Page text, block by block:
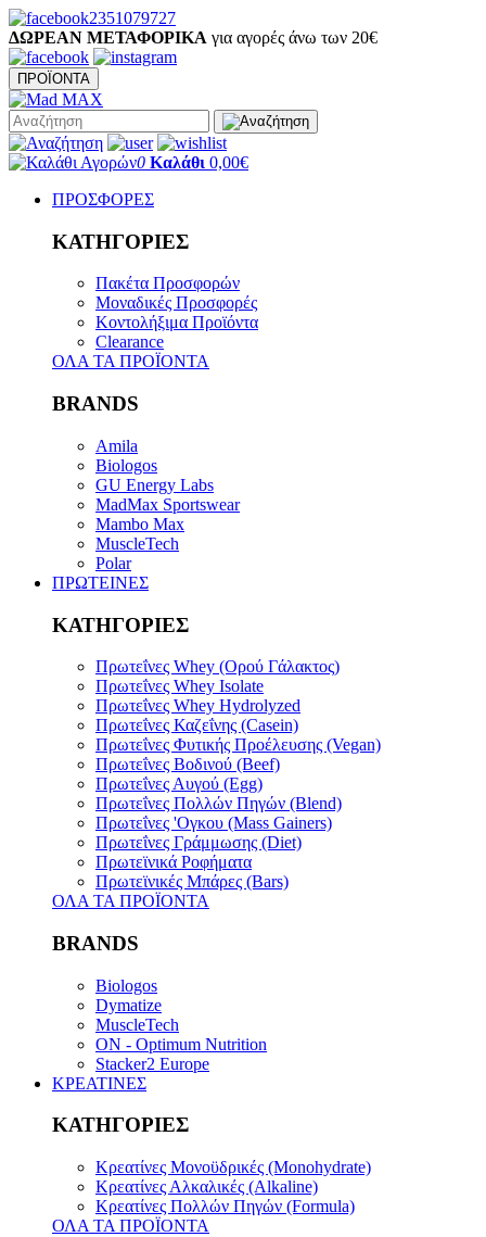
2351079727
ΔΩΡΕΑΝ ΜΕΤΑΦΟΡΙΚΑ για αγορές άνω των 20€
ΠΡΟΪΟΝΤΑ
0 Καλάθι 0,00€
ΠΡΟΣΦΟΡΕΣ
ΚΑΤΗΓΟΡΙΕΣ
Πακέτα Προσφορών
Μοναδικές Προσφορές
Κοντολήξιμα Προϊόντα
Clearance
ΟΛΑ ΤΑ ΠΡΟΪΟΝΤΑ
BRANDS
Amila
Biologos
GU Energy Labs
MadMax Sportswear
Mambo Max
MuscleTech
Polar
ΠΡΩΤΕΙΝΕΣ
ΚΑΤΗΓΟΡΙΕΣ
Πρωτεΐνες Whey (Ορού Γάλακτος)
Πρωτεΐνες Whey Isolate
Πρωτεΐνες Whey Hydrolyzed
Πρωτεΐνες Καζεΐνης (Casein)
Πρωτεΐνες Φυτικής Προέλευσης (Vegan)
Πρωτεΐνες Bοδινού (Beef)
Πρωτεΐνες Αυγού (Egg)
Πρωτεΐνες Πολλών Πηγών (Blend)
Πρωτεΐνες 'Ογκου (Mass Gainers)
Πρωτεΐνες Γράμμωσης (Diet)
Πρωτεϊνικά Ροφήματα
Πρωτεϊνικές Μπάρες (Bars)
ΟΛΑ ΤΑ ΠΡΟΪΟΝΤΑ
BRANDS
Biologos
Dymatize
MuscleTech
ON - Optimum Nutrition
Stacker2 Europe
ΚΡΕΑΤΙΝΕΣ
ΚΑΤΗΓΟΡΙΕΣ
Κρεατίνες Μονοϋδρικές (Monohydrate)
Κρεατίνες Αλκαλικές (Alkaline)
Κρεατίνες Πολλών Πηγών (Formula)
ΟΛΑ ΤΑ ΠΡΟΪΟΝΤΑ